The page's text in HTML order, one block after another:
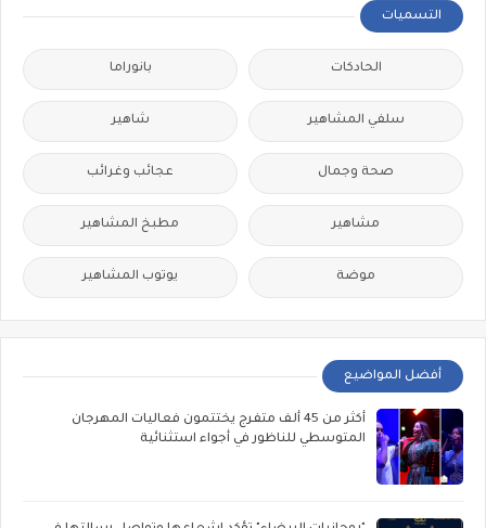
التسميات
الحادكات بانوراما
سلفي المشاهير شاهير
صحة وجمال عجائب وغرائب
مشاهير مطبخ المشاهير
موضة يوتوب المشاهير
أفضل المواضيع
أكثر من 45 ألف متفرج يختتمون فعاليات المهرجان
المتوسطي للناظور في أجواء استثنائية